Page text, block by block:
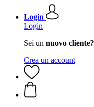
Login
Login
Sei un nuovo cliente?
Crea un account